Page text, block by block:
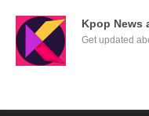
Kpop News
Get updated